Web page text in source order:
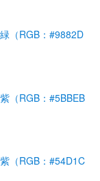
（RGB：#9882D
（RGB：#5BBEB
（RGB：#54D1C